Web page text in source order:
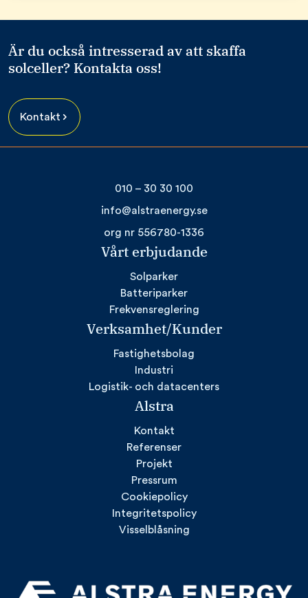
Är du också intresserad av att skaffa
solceller? Kontakta oss!
Kontakt
010 – 30 30 100
info@alstraenergy.se
org nr 556780-1336
Vårt erbjudande
Solparker
Batteriparker
Frekvensreglering
Verksamhet/Kunder
Fastighetsbolag
Industri
Logistik- och datacenters
Alstra
Kontakt
Referenser
Projekt
Pressrum
Cookiepolicy
Integritetspolicy
Visselblåsning